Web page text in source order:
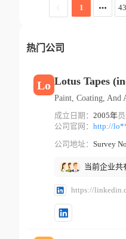
1
热门公司
Lo Lotus Tapes
Paint, Coating, And
成立日期： 2005年员
公司官网： http://
公司地址：
当前企业共
https://